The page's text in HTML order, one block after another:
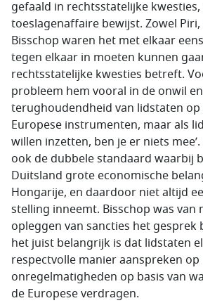
gefaald in rechtsstatelijke kwesties,
toeslagenaffaire bewijst. Zowel Piri,
Bisschop waren het met elkaar
tegen elkaar in moeten kunnen
rechtsstatelijke kwesties betreft.
probleem hem vooral in de onwil
terughoudendheid van lidstaten op
Europese instrumenten, maar als
willen inzetten, ben je er niets
ook de dubbele standaard waarbij
Duitsland grote economische
Hongarije, en daardoor niet altijd
stelling inneemt. Bisschop was van
opleggen van sancties het gesprek
het juist belangrijk is dat lidstaten
respectvolle manier aanspreken op
onregelmatigheden op basis van
de Europese verdragen.